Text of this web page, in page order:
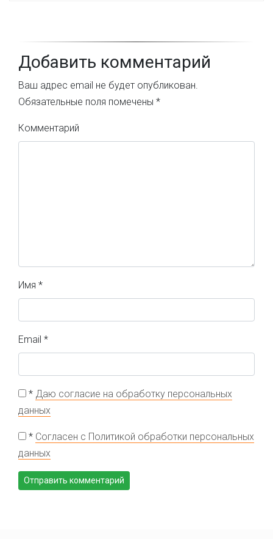
Добавить комментарий
Ваш адрес email не будет опубликован.
Обязательные поля помечены *
Комментарий
Имя *
Email *
* Даю согласие на обработку персональных
данных
* Согласен с Политикой обработки персональных
данных